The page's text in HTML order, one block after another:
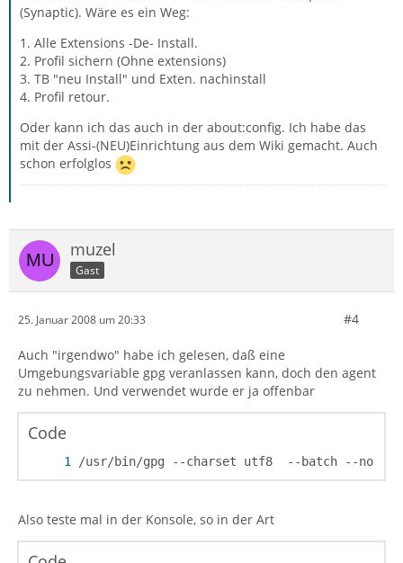
(Synaptic). Wäre es ein Weg:
1. Alle Extensions -De- Install.
2. Profil sichern (Ohne extensions)
3. TB "neu Install" und Exten. nachinstall
4. Profil retour.
Oder kann ich das auch in der about:config. Ich habe das
mit der Assi-(NEU)Einrichtung aus dem Wiki gemacht. Auch
schon erfolglos
muzel
Gast
25. Januar 2008 um 20:33 #4
Auch "irgendwo" habe ich gelesen, daß eine
Umgebungsvariable gpg veranlassen kann, doch den agent
zu nehmen. Und verwendet wurde er ja offenbar
Code
/usr/bin/gpg --charset utf8  --batch --no-
Also teste mal in der Konsole, so in der Art